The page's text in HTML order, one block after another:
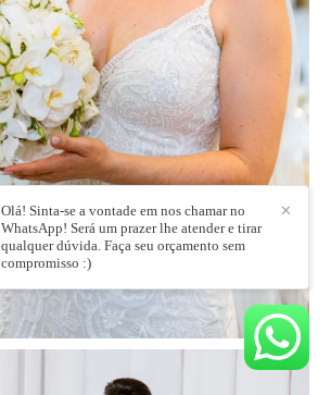
✕
Olá! Sinta-se a vontade em nos chamar no
WhatsApp! Será um prazer lhe atender e tirar
qualquer dúvida. Faça seu orçamento sem
compromisso :)